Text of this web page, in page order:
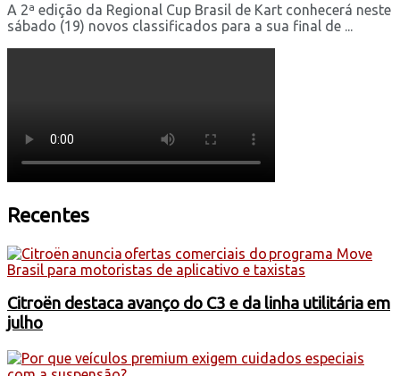
A 2ª edição da Regional Cup Brasil de Kart conhecerá neste
sábado (19) novos classificados para a sua final de ...
Recentes
Citroën destaca avanço do C3 e da linha utilitária em
julho